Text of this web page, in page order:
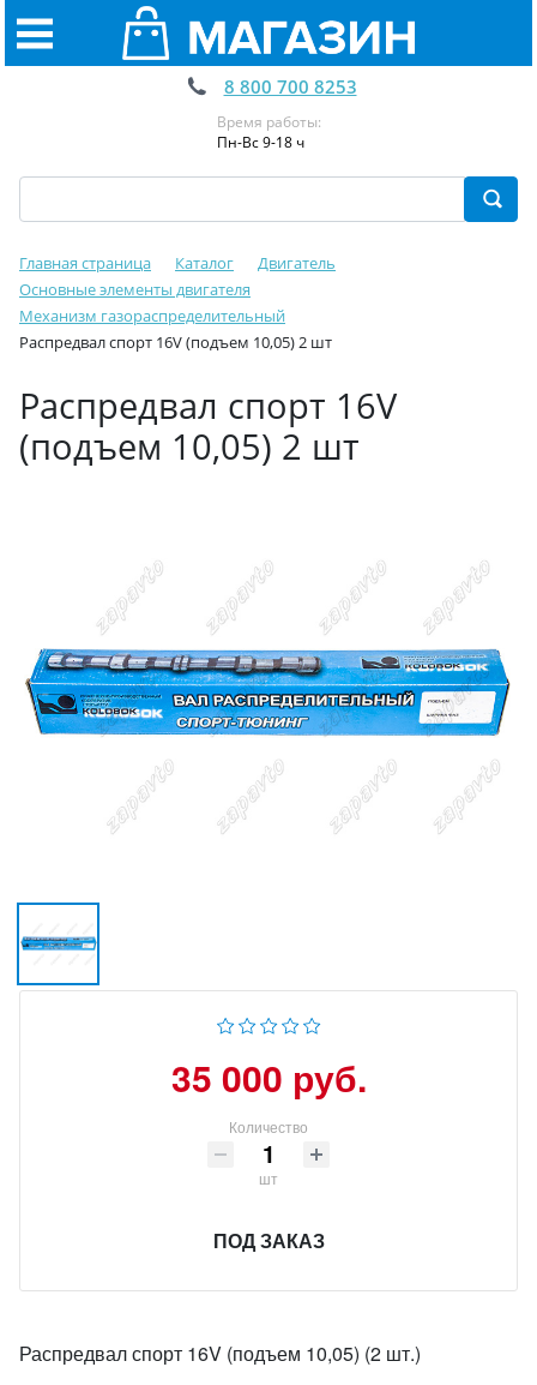
8 800 700 8253
Время работы:
Пн-Вс 9-18 ч
Главная страница Каталог
Двигатель
Основные элементы двигателя
Механизм газораспределительный
Распредвал спорт 16V (подъем 10,05) 2 шт
Распредвал спорт 16V
(подъем 10,05) 2 шт
35 000 руб.
Количество
шт
ПОД ЗАКАЗ
Распредвал спорт 16V (подъем 10,05) (2 шт.)